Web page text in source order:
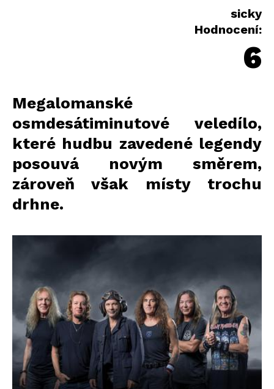
sicky
Hodnocení:
6
Megalomanské
osmdesátiminutové veledílo,
které hudbu zavedené legendy
posouvá novým směrem,
zároveň však místy trochu
drhne.